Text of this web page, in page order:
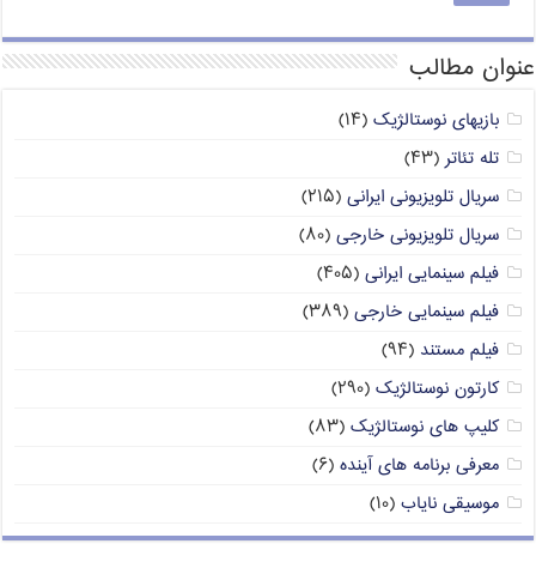
عنوان مطالب
بازیهای نوستالژیک (۱۴)
تله تئاتر (۴۳)
سریال تلویزیونی ایرانی (۲۱۵)
سریال تلویزیونی خارجی (۸۰)
فیلم سینمایی ایرانی (۴۰۵)
فیلم سینمایی خارجی (۳۸۹)
فیلم مستند (۹۴)
کارتون نوستالژیک (۲۹۰)
کلیپ های نوستالژیک (۸۳)
معرفی برنامه های آینده (۶)
موسیقی نایاب (۱۰)